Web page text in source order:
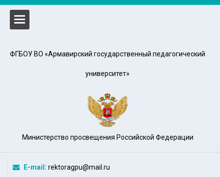
ФГБОУ ВО «Армавирский государственный педагогический
университет»
Министерство просвещения Российской Федерации
E-mail: rektoragpu@mail.ru